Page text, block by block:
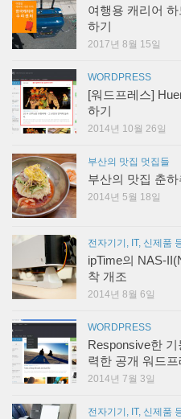
여행용 캐리어
하기
2017년 8월 15일
WORDPRESS
[워드프레스]
하기
2014년 10월 26일
부산의 맛집 멋집들
부산의 맛집 춘
2014년 5월 18일
전자기기, IT, 신제품
ipTime의 NAS-
착 개조
2014년 8월 6일
WORDPRESS
Responsive한
력한 공개 워드
2014년 7월 3일
전자기기, IT, 신제품